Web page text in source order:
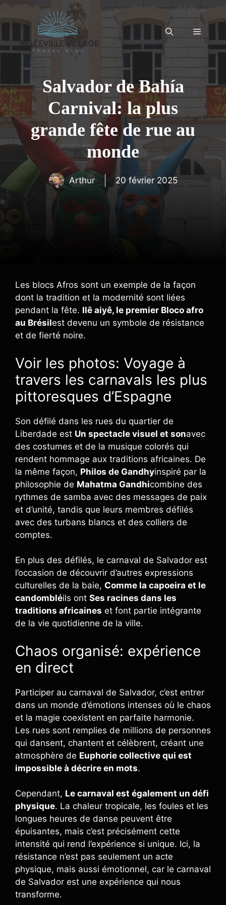
Menu
Salvador de Bahía
Carnival: la plus
grande fête de rue au
monde
Arthur 20 février 2025
Les blocs Afros sont un exemple de la façon
dont la tradition et la modernité sont liées
pendant la fête. Ilê aiyê, le premier Bloco afro
au Brésilest devenu un symbole de résistance
et de fierté noire.
Voir les photos: Voyage à
travers les carnavals les plus
pittoresques d’Espagne
Son défilé dans les rues du quartier de
Liberdade est Un spectacle visuel et sonavec
des costumes et de la musique colorés qui
rendent hommage aux traditions africaines. De
la même façon, Philos de Gandhyinspiré par la
philosophie de Mahatma Gandhicombine des
rythmes de samba avec des messages de paix
et d’unité, tandis que leurs membres défilés
avec des turbans blancs et des colliers de
comptes.
En plus des défilés, le carnaval de Salvador est
l’occasion de découvrir d’autres expressions
culturelles de la baie, Comme la capoeira et le
candombléils ont Ses racines dans les
traditions africaines et font partie intégrante
de la vie quotidienne de la ville.
Chaos organisé: expérience
en direct
Participer au carnaval de Salvador, c’est entrer
dans un monde d’émotions intenses où le chaos
et la magie coexistent en parfaite harmonie.
Les rues sont remplies de millions de personnes
qui dansent, chantent et célèbrent, créant une
atmosphère de Euphorie collective qui est
impossible à décrire en mots.
Cependant, Le carnaval est également un défi
physique. La chaleur tropicale, les foules et les
longues heures de danse peuvent être
épuisantes, mais c’est précisément cette
intensité qui rend l’expérience si unique. Ici, la
résistance n’est pas seulement un acte
physique, mais aussi émotionnel, car le carnaval
de Salvador est une expérience qui nous
transforme.